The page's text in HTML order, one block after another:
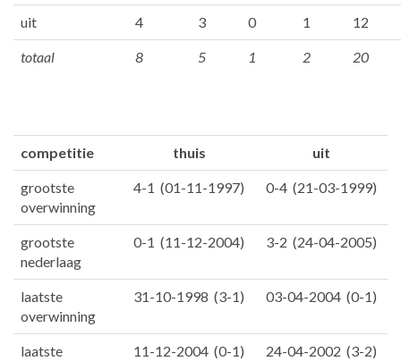
uit 4 3 0 1 12
totaal 8 5 1 2 20
competitie thuis uit
grootste
overwinning
4-1 (01-11-1997) 0-4 (21-03-1999)
grootste
nederlaag
0-1 (11-12-2004) 3-2 (24-04-2005)
laatste
overwinning
31-10-1998 (3-1) 03-04-2004 (0-1)
laatste
11-12-2004 (0-1) 24-04-2002 (3-2)